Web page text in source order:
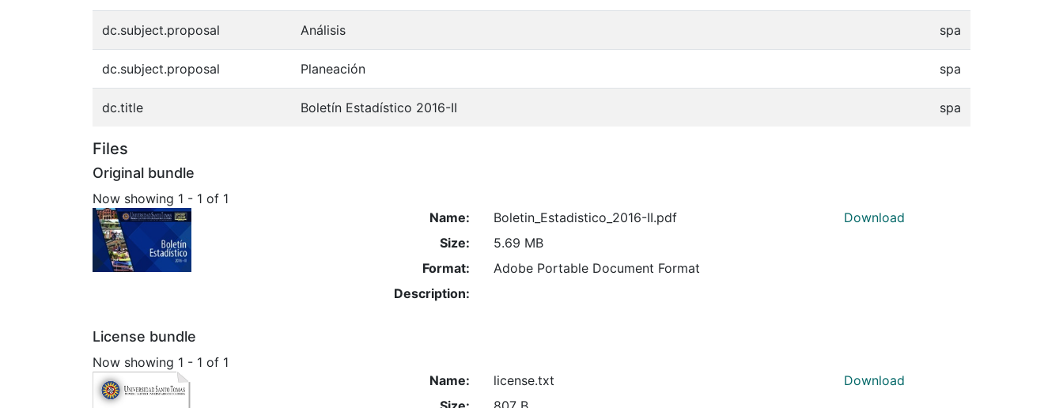
dc.subject.proposal Análisis spa
dc.subject.proposal Planeación spa
dc.title Boletín Estadístico 2016-II spa
Files
Original bundle
Now showing 1 - 1 of 1
Name:
Boletin_Estadistico_2016-II.pdf
Size:
5.69 MB
Format:
Adobe Portable Document Format
Description:
Download
License bundle
Now showing 1 - 1 of 1
Name:
license.txt
Download